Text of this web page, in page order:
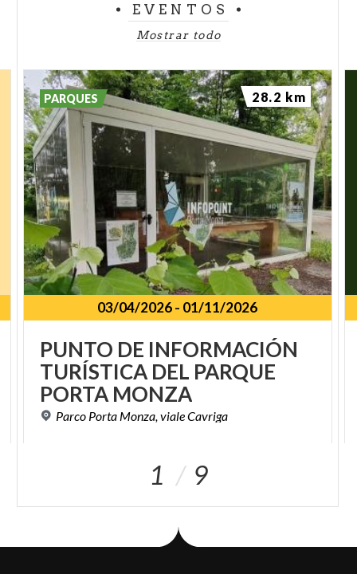
EVENTOS
Mostrar todo
03/04/2026- 01/11/2026
PUNTO DE INFORMACIÓN
TURÍSTICA DEL PARQUE
PORTA MONZA
Parco Porta Monza,vialeCavriga
PARQUES 28.2 km
1 9